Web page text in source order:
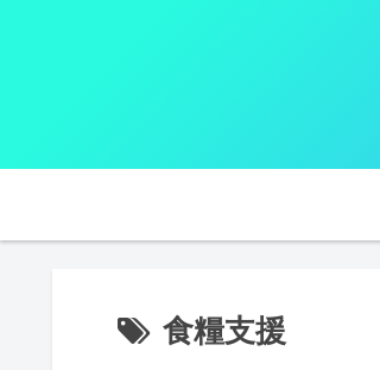
食糧支援